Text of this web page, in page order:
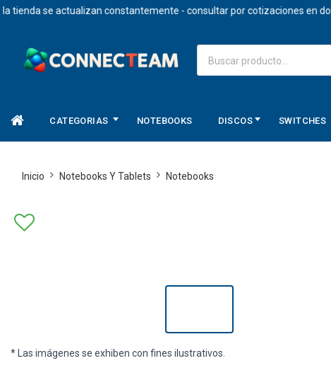
se actualizan constantemente - consultar por cotizaciones en dolares.
CATEGORIAS NOTEBOOKS DISCOS SWITCHES
Inicio Notebooks Y Tablets Notebooks
* Las imágenes se exhiben con fines ilustrativos.